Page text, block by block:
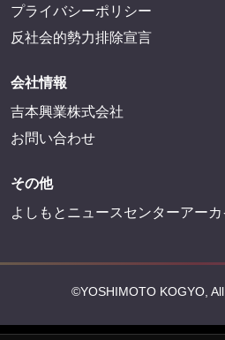
プライバシーポリシー
反社会的勢力排除宣言
会社情報
吉本興業株式会社
お問い合わせ
その他
よしもとニュースセンターアー
©YOSHIMOTO KOGYO,